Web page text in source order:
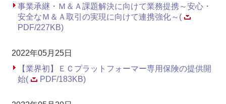
事業承継・Ｍ＆Ａ課題解決に向けて業務提携～安心・
安全なＭ＆Ａ取引の実現に向けて連携強化～(
PDF/227KB)
2022年05月25日
【業界初】ＥＣプラットフォーマー専用保険の提供開
始(
PDF/183KB)